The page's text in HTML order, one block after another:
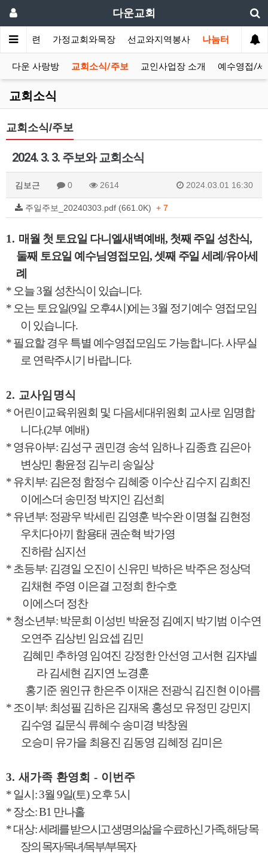
다운교회
씀과훈련 가정교회와목장 선교와지역봉사 나눔터
다운 사랑방 교회소식/주보 교인사업장 소개 예수영접/
교회소식
교회소식/주보
2024. 3. 3. 주보와 교회소식
김보근 0 2614 2024.03.01 16:30
주일주보_20240303.pdf (661.0K) + 7
1. 매월 첫 토요일 다니엘새벽예배, 첫째 주일 성찬식,
둘째 토요일 예수님영접모임,셋째 주일 세례/유아세
례
* 오늘3월 성찬식이 있습니다.
* 오는 토요일(9일 오후4시 )에는3월 정기예수 영접모임
이 있습니다.
*필요할 경우 특별 예수영접모임도 가능합니다.사무실
로 연락주시기 바랍니다.
2. 교사임명식
*어린이교육위원회 및 다음세대위원회 교사로 임명합
니다.(2부 예배)
*영유아부: 김성구 권민경 송석 임하나 김종효 김은아
변상민 황윤정 김누리 송일상
*유치부: 김은정 함정수 김혜중 이수산 김수지 김희진
이에스더 송민정 박지인 김선희
*유년부: 정광우 박세린 김영훈 박수완 이명철 김현정
우치다아끼 함용태 권순혁 박가영
진하람 심지선
* 초등부: 김경일 오진이 신유민 박하은 박주은 정상덕
김채현 주영 이은결 고정희 한수호
이에스더 정찬
*청소년부: 박문희 이성빈 박윤정 김예지 박기범 이수연
오연주 김상빈 임요셉 김민
김혜민 추하영 임여진 강정한 안선영 고서현 김쟈넬
라 김세현 김지연 노경훈
홍기준 원인규 한은주 이재은 전광식 김진현 이아름
* 조이부: 최성필 김하은 김재옥 홍성모 유정민 강민지
김수영 길문식 류혜수 송미경 박창원
오승미 유가을 최용진 김동영 김혜정 김미은
3. 새가족 환영회 - 이번주
*일시 : 3월9일(토) 오후5시
*장소: B1 만나홀
*대상:세례를 받으시고 생명의삶을 수료하신 가족,해당 목
장의 목자/목녀/목부/부목자